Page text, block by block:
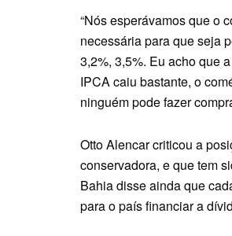
“Nós esperávamos que o
necessária para que seja
3,2%, 3,5%. Eu acho que
IPCA caiu bastante, o
ninguém pode fazer
Otto Alencar criticou a
conservadora, e que tem
Bahia disse ainda que
para o país financiar a